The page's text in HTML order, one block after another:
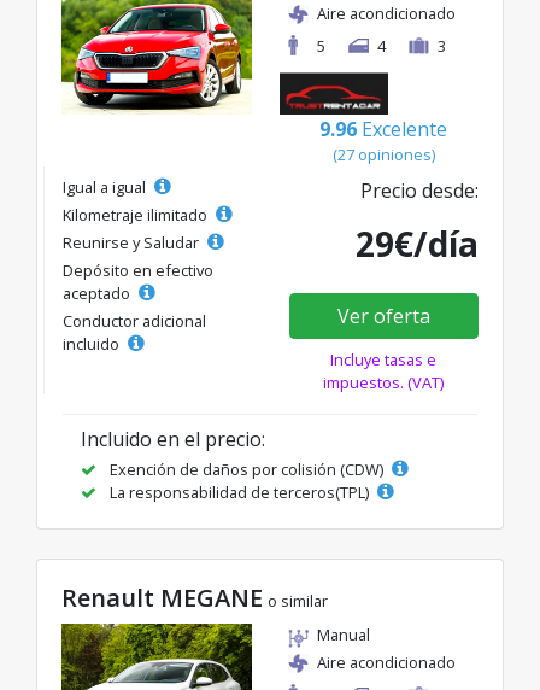
Aire acondicionado
5
4 3
9.96 Excelente
(27 opiniones)
Igual a igual
Kilometraje ilimitado
Reunirse y Saludar
Depósito en efectivo
aceptado
Conductor adicional
incluido
Precio desde:
29€/día
Ver oferta
Incluye tasas e
impuestos. (VAT)
Incluido en el precio:
Exención de daños por colisión (CDW)
La responsabilidad de terceros(TPL)
Renault MEGANE o similar
Manual
Aire acondicionado